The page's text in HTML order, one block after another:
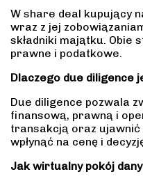
W share deal kupujący
wraz z jej
składniki majątku. Obie
prawne i podatkowe.
Dlaczego due diligence
Due diligence pozwala
finansową, prawną i
transakcją oraz
wpłynąć na cenę i
Jak wirtualny pokój